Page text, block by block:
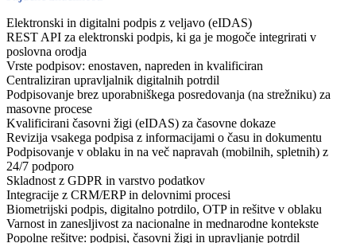
Elektronski in digitalni podpis z veljavo (eIDAS)
REST API za elektronski podpis, ki ga je mogoče integrirati v
poslovna orodja
Vrste podpisov: enostaven, napreden in kvalificiran
Centraliziran upravljalnik digitalnih potrdil
Podpisovanje brez uporabniškega posredovanja (na strežniku) za
masovne procese
Kvalificirani časovni žigi (eIDAS) za časovne dokaze
Revizija vsakega podpisa z informacijami o času in dokumentu
Podpisovanje v oblaku in na več napravah (mobilnih, spletnih) z
24/7 podporo
Skladnost z GDPR in varstvo podatkov
Integracije z CRM/ERP in delovnimi procesi
Biometrijski podpis, digitalno potrdilo, OTP in rešitve v oblaku
Varnost in zanesljivost za nacionalne in mednarodne kontekste
Popolne rešitve: podpisi, časovni žigi in upravljanje potrdil